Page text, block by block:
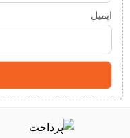
ایمیل